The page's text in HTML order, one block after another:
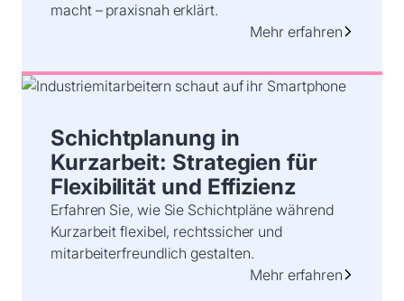
macht – praxisnah erklärt.
Mehr erfahren
Schichtplanung in
Kurzarbeit: Strategien für
Flexibilität und Effizienz
Erfahren Sie, wie Sie Schichtpläne während
Kurzarbeit flexibel, rechtssicher und
mitarbeiterfreundlich gestalten.
Mehr erfahren